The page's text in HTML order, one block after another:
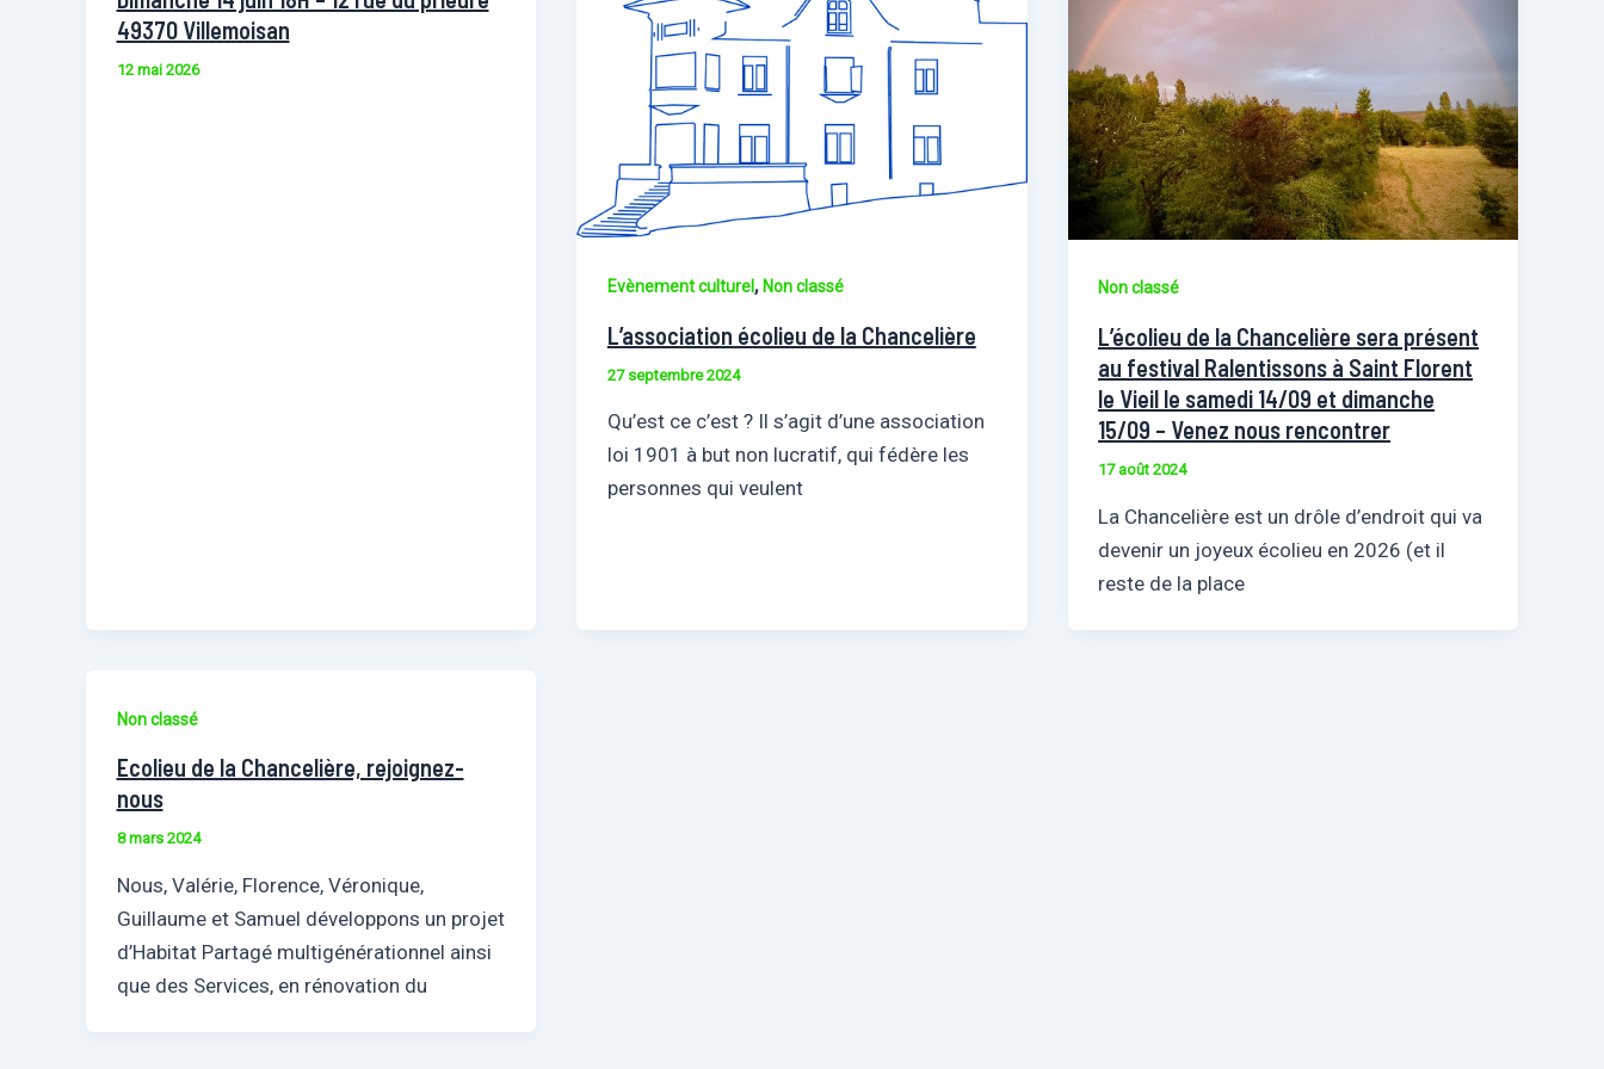
49370 Villemoisan
12 mai 2026
Evènement culturel, Non classé
L’association écolieu de la Chancelière
27 septembre 2024
Qu’est ce c’est ? Il s’agit d’une association
loi 1901 à but non lucratif, qui fédère les
personnes qui veulent
Non classé
L’écolieu de la Chancelière sera présent
au festival Ralentissons à Saint Florent
le Vieil le samedi 14/09 et dimanche
15/09 – Venez nous rencontrer
17 août 2024
La Chancelière est un drôle d’endroit qui va
devenir un joyeux écolieu en 2026 (et il
reste de la place
Non classé
Ecolieu de la Chancelière, rejoignez-
nous
8 mars 2024
Nous, Valérie, Florence, Véronique,
Guillaume et Samuel développons un projet
d’Habitat Partagé multigénérationnel ainsi
que des Services, en rénovation du